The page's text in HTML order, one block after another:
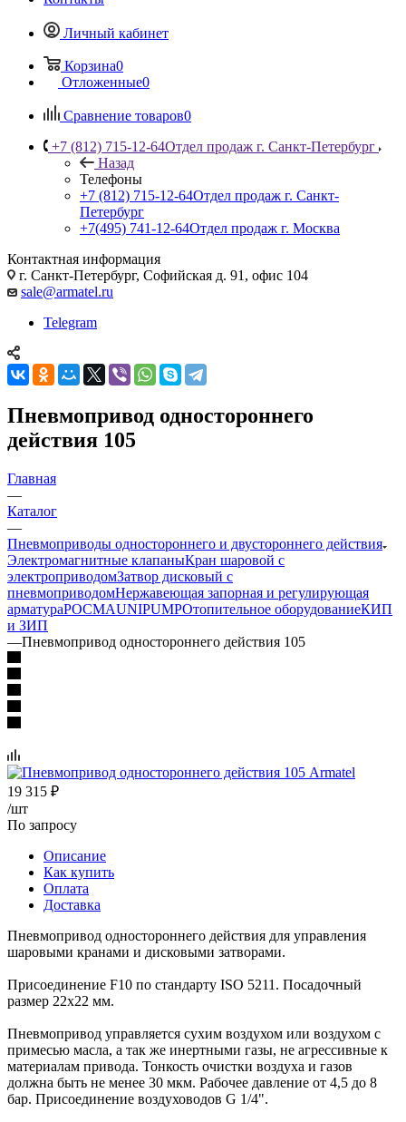
Личный кабинет
Корзина0
Отложенные0
Сравнение товаров0
+7 (812) 715-12-64Отдел продаж г. Санкт-Петербург
Назад
Телефоны
+7 (812) 715-12-64Отдел продаж г. Санкт-
Петербург
+7(495) 741-12-64Отдел продаж г. Москва
Контактная информация
г. Санкт-Петербург, Софийская д. 91, офис 104
sale@armatel.ru
Telegram
Пневмопривод одностороннего
действия 105
Главная
—
Каталог
—
Пневмоприводы одностороннего и двустороннего действия
Электромагнитные клапаныКран шаровой с
электроприводомЗатвор дисковый с
пневмоприводомНержавеющая запорная и регулирующая
арматураРОСМАUNIPUMPОтопительное оборудованиеКИП
и ЗИП
—Пневмопривод одностороннего действия 105
19 315 ₽
/шт
По запросу
Описание
Как купить
Оплата
Доставка
Пневмопривод одностороннего действия для управления
шаровыми кранами и дисковыми затворами.
Присоединение F10 по стандарту ISO 5211. Посадочный
размер 22х22 мм.
Пневмопривод управляется сухим воздухом или воздухом с
примесью масла, а так же инертными газы, не агрессивные к
материалам привода. Тонкость очистки воздуха и газов
должна быть не менее 30 мкм. Рабочее давление от 4,5 до 8
бар. Присоединение воздуховодов G 1/4".